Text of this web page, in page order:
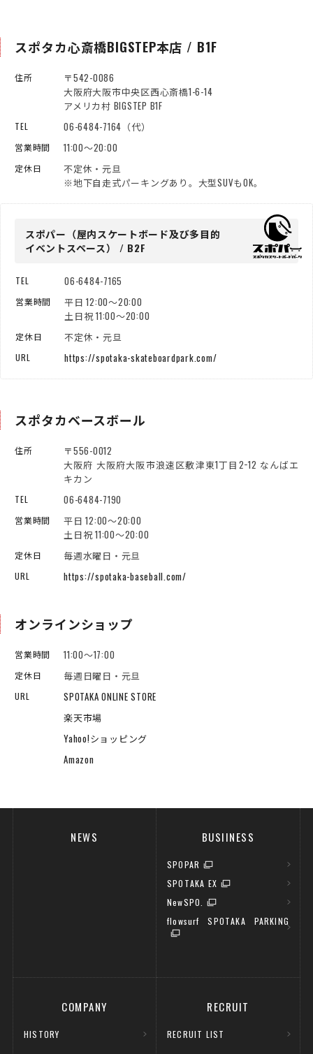
スポタカ心斎橋BIGSTEP本店 / B1F
住所
〒542-0086
大阪府大阪市中央区西心斎橋1-6-14
アメリカ村 BIGSTEP B1F
TEL 06-6484-7164（代）
営業時間 11:00～20:00
定休日
不定休・元旦
※地下自走式パーキングあり。大型SUVもOK。
スポパー（屋内スケートボード及び多目的
イベントスペース） / B2F
TEL 06-6484-7165
営業時間
平日 12:00～20:00
土日祝 11:00～20:00
定休日 不定休・元旦
URL https://spotaka-skateboardpark.com/
スポタカベースボール
住所
〒556-0012
大阪府 大阪府大阪市浪速区敷津東1丁目2−12 なんばエ
キカン
TEL 06-6484-7190
営業時間
平日 12:00～20:00
土日祝 11:00～20:00
定休日 毎週水曜日・元旦
URL https://spotaka-baseball.com/
オンラインショップ
営業時間 11:00～17:00
定休日 毎週日曜日・元旦
URL
SPOTAKA ONLINE STORE
楽天市場
Yahoo!ショッピング
Amazon
NEWS BUSIINESS
SPOPAR
SPOTAKA EX
NewSPO.
flowsurf SPOTAKA PARKING
COMPANY
HISTORY
RECRUIT
RECRUIT LIST